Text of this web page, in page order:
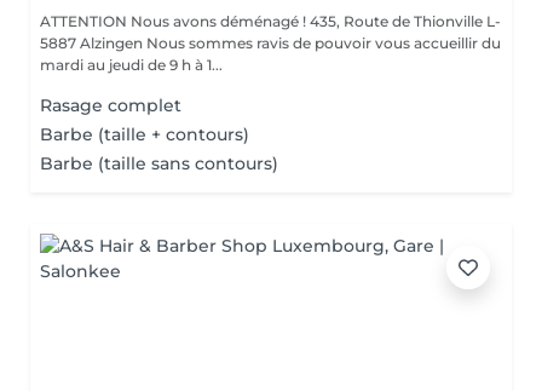
ATTENTION Nous avons déménagé ! 435, Route de Thionville L-
5887 Alzingen Nous sommes ravis de pouvoir vous accueillir du
mardi au jeudi de 9 h à 1...
Rasage complet
Barbe (taille + contours)
Barbe (taille sans contours)